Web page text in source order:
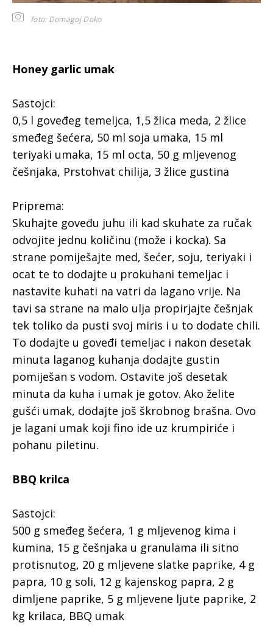
foto: Domagoj Doko
Honey garlic umak
Sastojci:
0,5 l goveđeg temeljca, 1,5 žlica meda, 2 žlice
smeđeg šećera, 50 ml soja umaka, 15 ml
teriyaki umaka, 15 ml octa, 50 g mljevenog
češnjaka, Prstohvat chilija, 3 žlice gustina
Priprema:
Skuhajte goveđu juhu ili kad skuhate za ručak
odvojite jednu količinu (može i kocka). Sa
strane pomiješajte med, šećer, soju, teriyaki i
ocat te to dodajte u prokuhani temeljac i
nastavite kuhati na vatri da lagano vrije. Na
tavi sa strane na malo ulja propirjajte češnjak
tek toliko da pusti svoj miris i u to dodate chili.
To dodajte u goveđi temeljac i nakon desetak
minuta laganog kuhanja dodajte gustin
pomiješan s vodom. Ostavite još desetak
minuta da kuha i umak je gotov. Ako želite
gušći umak, dodajte još škrobnog brašna. Ovo
je lagani umak koji fino ide uz krumpiriće i
pohanu piletinu.
BBQ krilca
Sastojci:
500 g smeđeg šećera, 1 g mljevenog kima i
kumina, 15 g češnjaka u granulama ili sitno
protisnutog, 20 g mljevene slatke paprike, 4 g
papra, 10 g soli, 12 g kajenskog papra, 2 g
dimljene paprike, 5 g mljevene ljute paprike, 2
kg krilaca, BBQ umak